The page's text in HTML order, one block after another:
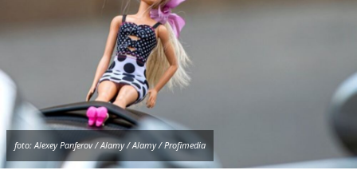
foto: Alexey Panferov / Alamy / Alamy / Profimedia